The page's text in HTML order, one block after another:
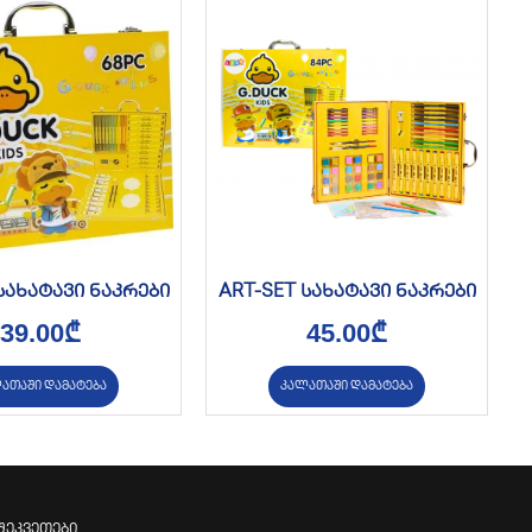
ნაკრები
39.00₾
დამატება
ART-SET სახატავი ნაკრები
45.00₾
კალათაში დამატება